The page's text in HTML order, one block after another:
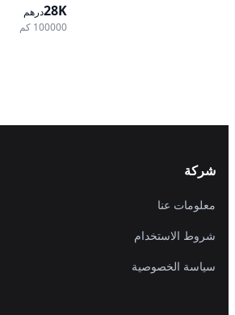
28Kدرهم
100000 كم
شركة
معلومات عنا
شروط الاستخدام
سياسة الخصوصية